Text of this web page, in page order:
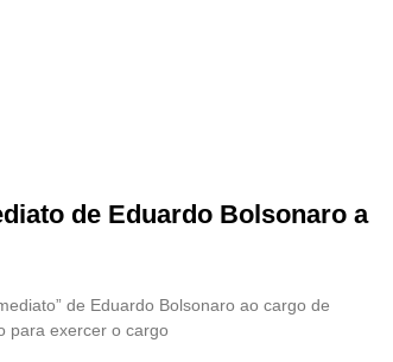
de Eduardo Bolsonaro a
de Eduardo Bolsonaro ao cargo de
para exercer o cargo